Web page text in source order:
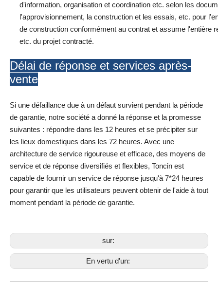
d'information, organisation et coordination etc. selon les
l'approvisionnement, la construction et les essais, etc. pour
de construction conformément au contrat et assume l'entière
etc. du projet contracté.
Délai de réponse et services après-
vente
Si une défaillance due à un défaut survient pendant la période
de garantie, notre société a donné la réponse et la promesse
suivantes : répondre dans les 12 heures et se précipiter sur
les lieux domestiques dans les 72 heures. Avec une
architecture de service rigoureuse et efficace, des moyens de
service et de réponse diversifiés et flexibles, Toncin est
capable de fournir un service de réponse jusqu'à 7*24 heures
pour garantir que les utilisateurs peuvent obtenir de l'aide à tout
moment pendant la période de garantie.
sur:
En vertu d'un: